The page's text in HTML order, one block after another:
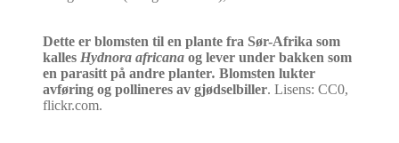
Dette er blomsten til en plante fra Sør-Afrika som
kalles Hydnora africana og lever under bakken som
en parasitt på andre planter. Blomsten lukter
avføring og pollineres av gjødselbiller. Lisens: CC0,
flickr.com.